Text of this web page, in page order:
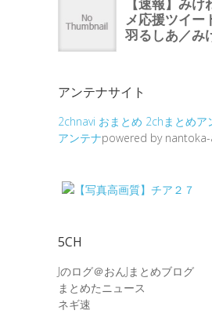
アンテナサイト
2chnavi おまとめ 2chまとめア
アンテナpowered by
5CH
Jのログ＠おんJまとめブログ
まとめたニュース
ネギ速